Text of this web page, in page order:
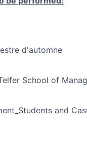
d'automne
School of
and